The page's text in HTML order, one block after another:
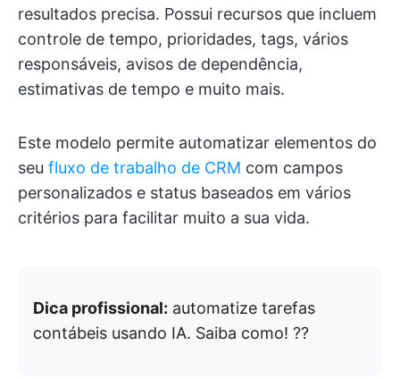
resultados precisa. Possui recursos que incluem
controle de tempo, prioridades, tags, vários
responsáveis, avisos de dependência,
estimativas de tempo e muito mais.
Este modelo permite automatizar elementos do
seu fluxo de trabalho de CRM com campos
personalizados e status baseados em vários
critérios para facilitar muito a sua vida.
Dica profissional: automatize tarefas
contábeis usando IA. Saiba como! ??